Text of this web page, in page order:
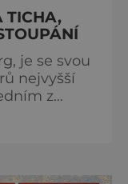
TICHA,
je se svou
nejvyšší
z
hlavních